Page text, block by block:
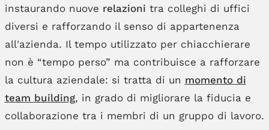
instaurando nuove relazioni tra colleghi di uffici
diversi e rafforzando il senso di appartenenza
all'azienda. Il tempo utilizzato per chiacchierare
non è “tempo perso” ma contribuisce a rafforzare
la cultura aziendale: si tratta di un momento di
team building, in grado di migliorare la fiducia e
collaborazione tra i membri di un gruppo di lavoro.